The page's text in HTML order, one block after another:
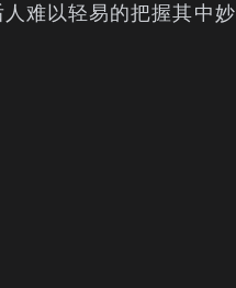
难以轻易的把握其中妙